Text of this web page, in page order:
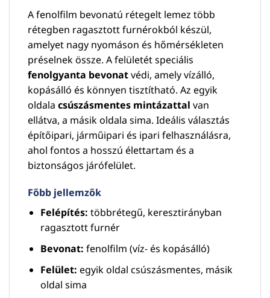
A fenolfilm bevonatú rétegelt lemez több
rétegben ragasztott furnérokból készül,
amelyet nagy nyomáson és hőmérsékleten
préselnek össze. A felületét speciális
fenolgyanta bevonatvédi, amely vízálló,
kopásálló és könnyen tisztítható. Az egyik
oldala csúszásmentes mintázattal van
ellátva, a másik oldala sima. Ideális választás
építőipari, járműipari és ipari felhasználásra,
ahol fontos a hosszú élettartam és a
biztonságos járófelület.
Főbb jellemzők
Felépítés: többrétegű, keresztirányban
ragasztott furnér
Bevonat: fenolfilm (víz- és kopásálló)
Felület: egyik oldal csúszásmentes, másik
oldal sima